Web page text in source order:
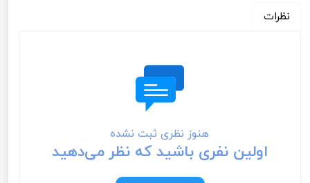
نظرات
هنوز نظری ثبت نشده
اولین نفری باشید که نظر می‌دهید